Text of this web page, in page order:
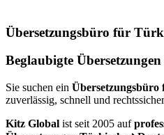
Übersetzungsbüro für
Beglaubigte
Sie suchen ein
zuverlässig, schnell und
Kitz Global ist seit 2005 auf